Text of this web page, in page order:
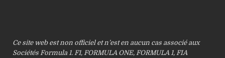
Ce site web est non officiel et n’est en aucun cas associé aux
Sociétés Formula 1. F1, FORMULA ONE, FORMULA 1, FIA